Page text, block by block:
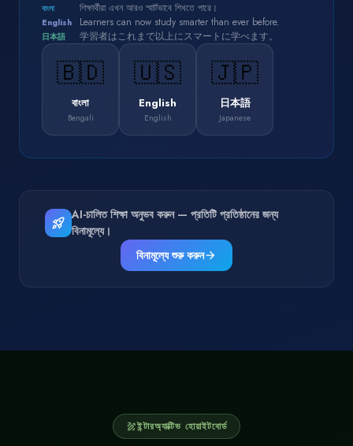
বাংলা শিক্ষার্থীরা এখন আরও স্মার্টভাবে শিখতে পারে।
English Learners can now study smarter than ever before.
日本語 学習者はこれまで以上にスマートに学べます。
🇧🇩
বাংলা
Bengali
🇺🇸
English
English
🇯🇵
日本語
Japanese
rocket_launch
AI-চালিত শিক্ষা অনুভব করুন — প্রতিটি প্রতিষ্ঠানের জন্য
বিনামূল্যে।
বিনামূল্যে শুরু করুনarrow_forward
drawইন্টারঅ্যাক্টিভ হোয়াইটবোর্ড